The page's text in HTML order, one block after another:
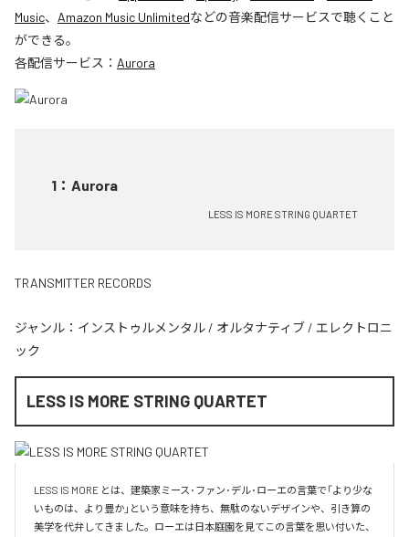
Music、 Amazon Music Unlimitedなどの音楽配信サービスで聴くこと
ができる。
各配信サービス： Aurora
1 ： Aurora
LESS IS MORE STRING QUARTET
TRANSMITTER RECORDS
ジャンル： インストゥルメンタル / オルタナティブ / エレクトロニ
ック
LESS IS MORE STRING QUARTET
LESS IS MORE とは、建築家ミース･ファン･デル･ローエの言葉で「より少な
いものは、より豊か」という意味を持ち、無駄のないデザインや、引き算の
美学を代弁してきました。ローエは日本庭園を見てこの言葉を思い付いた、